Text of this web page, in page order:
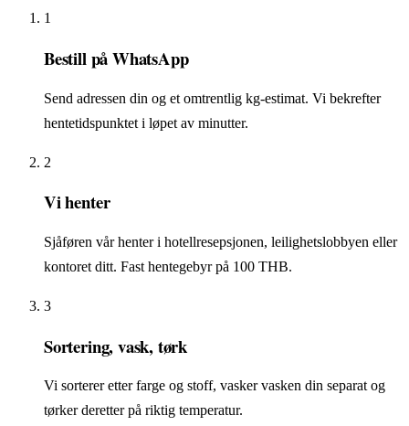
1
Bestill på WhatsApp
Send adressen din og et omtrentlig kg-estimat. Vi bekrefter
hentetidspunktet i løpet av minutter.
2
Vi henter
Sjåføren vår henter i hotellresepsjonen, leilighetslobbyen eller
kontoret ditt. Fast hentegebyr på 100 THB.
3
Sortering, vask, tørk
Vi sorterer etter farge og stoff, vasker vasken din separat og
tørker deretter på riktig temperatur.